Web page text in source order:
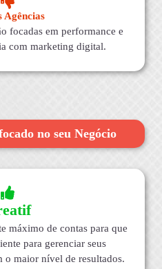
Agências
focadas em performance e
com marketing digital.
no seu Negócio
máximo de contas para que
para gerenciar seus
o maior nível de resultados.